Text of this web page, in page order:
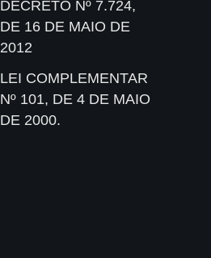
DECRETO Nº 7.724,
DE 16 DE MAIO DE
2012
LEI COMPLEMENTAR
Nº 101, DE 4 DE MAIO
DE 2000.